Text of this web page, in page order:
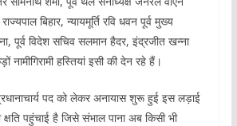
बिहार, न्यायमूर्ति रवि धवन पूर्व मुख्य
पूर्व विदेश सचिव सलमान हैदर, इंद्रजीत खन्ना
हस्तियां इसी की देन रहे हैं।
पद को लेकर अनायास शुरू हुई इस लड़ाई
पहुंचाई है जिसे संभाल पाना अब किसी भी